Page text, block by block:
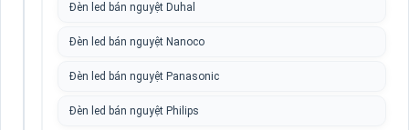
Đèn led bán nguyệt Duhal
Đèn led bán nguyệt Nanoco
Đèn led bán nguyệt Panasonic
Đèn led bán nguyệt Philips